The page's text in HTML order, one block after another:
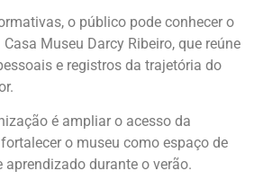
o público pode conhecer o
Museu Darcy Ribeiro, que reúne
e registros da trajetória do
é ampliar o acesso da
o museu como espaço de
aprendizado durante o verão.